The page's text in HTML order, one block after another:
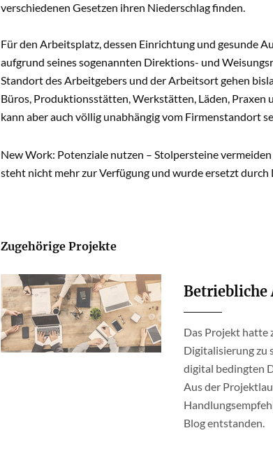
verschiedenen Gesetzen ihren Niederschlag finden.
Für den Arbeitsplatz, dessen Einrichtung und gesunde
aufgrund seines sogenannten Direktions- und
Standort des Arbeitgebers und der Arbeitsort gehen
Büros, Produktionsstätten, Werkstätten, Läden,
kann aber auch völlig unabhängig vom Firmenstandort
New Work: Potenziale nutzen – Stolpersteine
steht nicht mehr zur Verfügung und wurde ersetzt
Zugehörige Projekte
Das Projekt hatte
Digitalisierung zu
digital bedingten
Aus der
Blog entstanden.